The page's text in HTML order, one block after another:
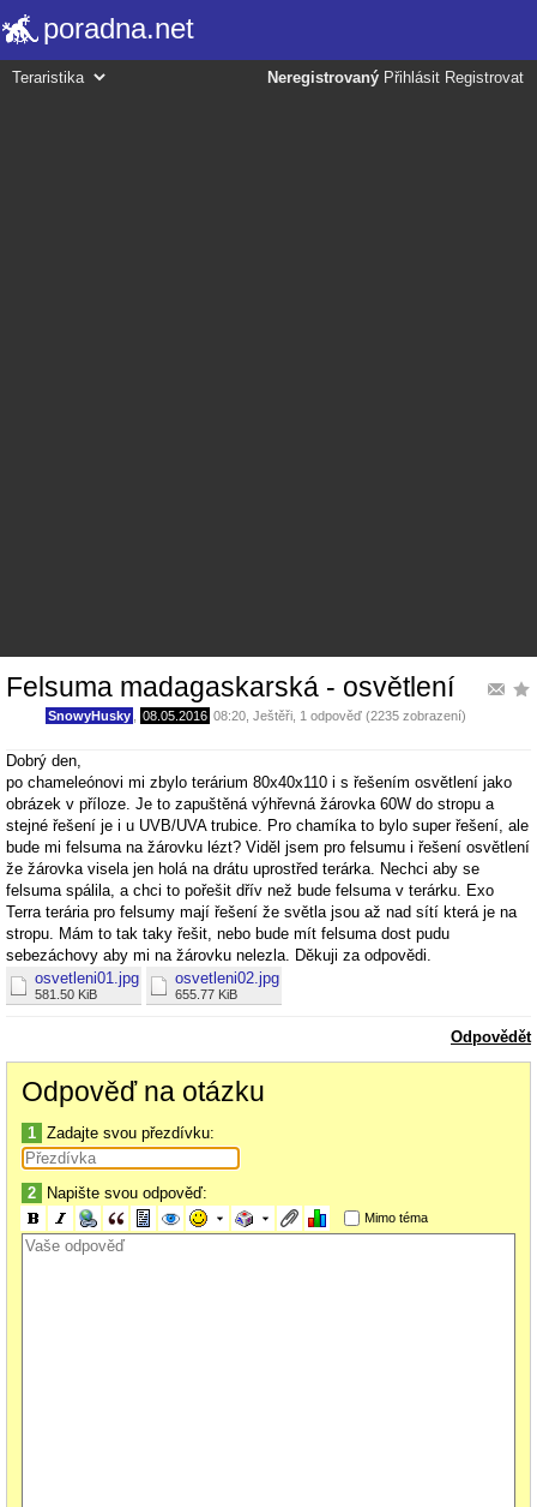
poradna.net
Neregistrovaný Přihlásit Registrovat
Felsuma madagaskarská - osvětlení
SnowyHusky 08.05.2016 08:20 Ještěři , 1 odpověď (2235 zobrazení)
Dobrý den,
po chameleónovi mi zbylo terárium 80x40x110 i s řešením osvětlení jako
obrázek v příloze. Je to zapuštěná výhřevná žárovka 60W do stropu a
stejné řešení je i u UVB/UVA trubice. Pro chamíka to bylo super řešení, ale
bude mi felsuma na žárovku lézt? Viděl jsem pro felsumu i řešení osvětlení
že žárovka visela jen holá na drátu uprostřed terárka. Nechci aby se
felsuma spálila, a chci to pořešit dřív než bude felsuma v terárku. Exo
Terra terária pro felsumy mají řešení že světla jsou až nad sítí která je na
stropu. Mám to tak taky řešit, nebo bude mít felsuma dost pudu
sebezáchovy aby mi na žárovku nelezla. Děkuji za odpovědi.
osvetleni01.jpg
581.50 KiB
osvetleni02.jpg
655.77 KiB
Odpovědět
Odpověď na otázku
1 Zadajte svou přezdívku:
2 Napište svou odpověď:
Mimo téma